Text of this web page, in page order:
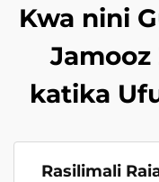
Kwa nini
katika
Rasilimali